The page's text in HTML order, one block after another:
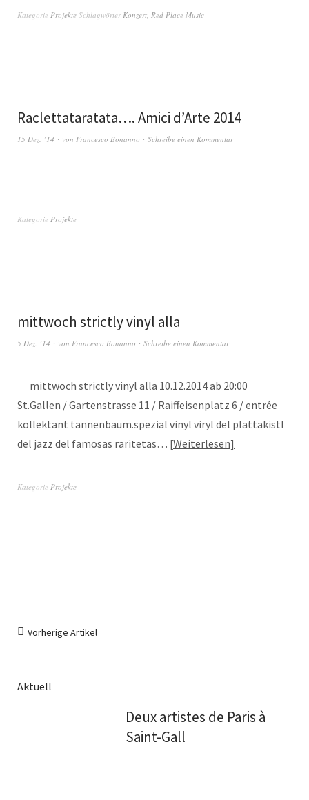
Kategorie Projekte SchlagwörterKonzert, Red Place Music
Raclettataratata…. Amici d’Arte 2014
15 Dez. ’14 von Francesco Bonanno Schreibe einen Kommentar
Kategorie Projekte
mittwoch strictly vinyl alla
5 Dez. ’14 von Francesco Bonanno Schreibe einen Kommentar
mittwoch strictly vinyl alla 10.12.2014 ab 20:00
St.Gallen / Gartenstrasse 11 / Raiffeisenplatz 6 / entrée
kollektant tannenbaum.spezial vinyl viryl del plattakistl
del jazz del famosas raritetas… Weiterlesen
Kategorie Projekte
Vorherige Artikel
Aktuell
Deux artistes de Paris à
Saint-Gall